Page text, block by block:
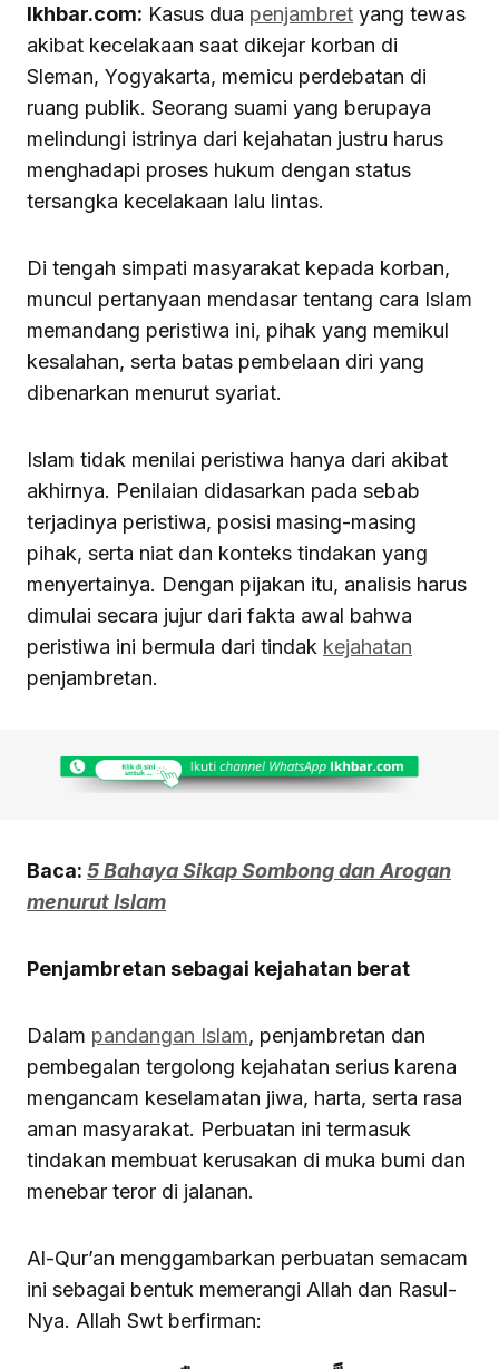
Ikhbar.com: Kasus dua penjambret yang tewas
akibat kecelakaan saat dikejar korban di
Sleman, Yogyakarta, memicu perdebatan di
ruang publik. Seorang suami yang berupaya
melindungi istrinya dari kejahatan justru harus
menghadapi proses hukum dengan status
tersangka kecelakaan lalu lintas.
Di tengah simpati masyarakat kepada korban,
muncul pertanyaan mendasar tentang cara Islam
memandang peristiwa ini, pihak yang memikul
kesalahan, serta batas pembelaan diri yang
dibenarkan menurut syariat.
Islam tidak menilai peristiwa hanya dari akibat
akhirnya. Penilaian didasarkan pada sebab
terjadinya peristiwa, posisi masing-masing
pihak, serta niat dan konteks tindakan yang
menyertainya. Dengan pijakan itu, analisis harus
dimulai secara jujur dari fakta awal bahwa
peristiwa ini bermula dari tindak kejahatan
penjambretan.
Baca: 5 Bahaya Sikap Sombong dan Arogan
menurut Islam
Penjambretan sebagai kejahatan berat
Dalam pandangan Islam, penjambretan dan
pembegalan tergolong kejahatan serius karena
mengancam keselamatan jiwa, harta, serta rasa
aman masyarakat. Perbuatan ini termasuk
tindakan membuat kerusakan di muka bumi dan
menebar teror di jalanan.
Al-Qur’an menggambarkan perbuatan semacam
ini sebagai bentuk memerangi Allah dan Rasul-
Nya. Allah Swt berfirman: